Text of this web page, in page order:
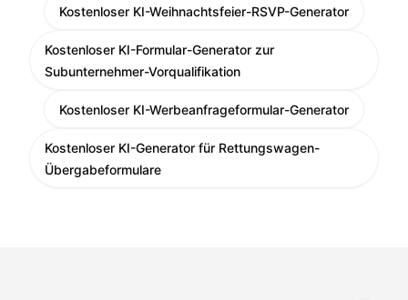
Kostenloser KI-Weihnachtsfeier-RSVP-Generator
Kostenloser KI-Formular-Generator zur
Subunternehmer-Vorqualifikation
Kostenloser KI-Werbeanfrageformular-Generator
Kostenloser KI-Generator für Rettungswagen-
Übergabeformulare